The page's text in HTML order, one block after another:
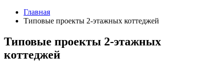
Главная
Типовые проекты 2-этажных коттеджей
Типовые проекты 2-этажных
коттеджей